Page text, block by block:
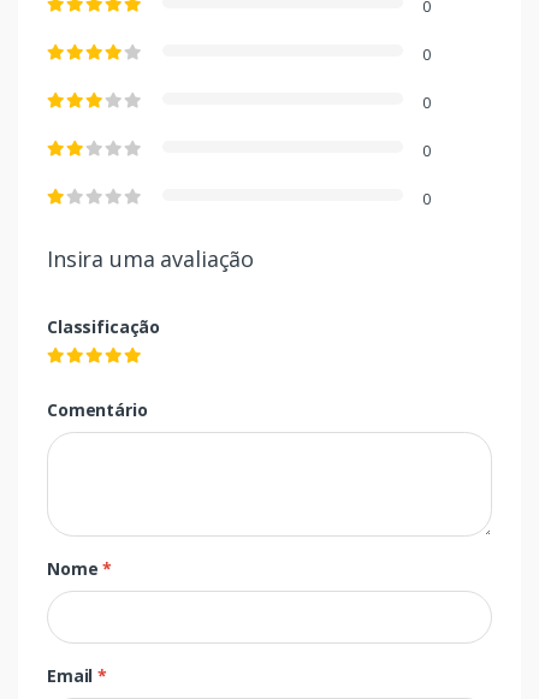
0
0
0
0
0
Insira uma avaliação
Classificação
Comentário
Nome*
Email*